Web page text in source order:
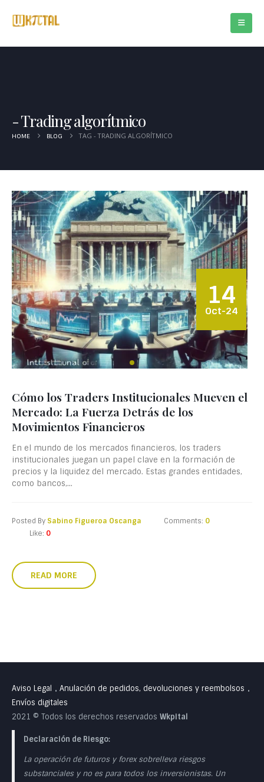
Trading algorítmico
HOME BLOG TAG -TRADING ALGORÍTMICO
14
Oct-24
Cómo los Traders Institucionales Mueven el
Mercado: La Fuerza Detrás de los
Movimientos Financieros
En el mundo de los mercados financieros, los traders
institucionales juegan un papel clave en la formación de
precios y la liquidez del mercado. Estas grandes entidades,
como bancos,...
Posted By Sabino Figueroa Oscanga Comments: 0
Like: 0
READ MORE
Aviso Legal • Anulación de pedidos, devoluciones y reembolsos •
Envíos digitales
2021 © Todos los derechos reservados Wkpital
Declaración de Riesgo:
La operación de futuros y forex sobrelleva riesgos
substanciales y no es para todos los inversionistas. Un